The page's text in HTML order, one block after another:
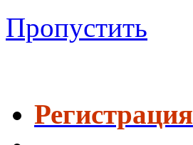
Пропустить
Регистрация